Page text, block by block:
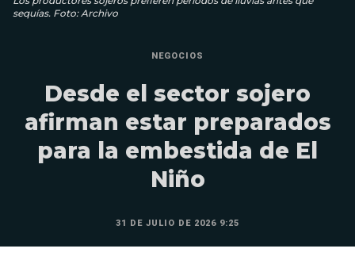
sequías. Foto: Archivo
NEGOCIOS
Desde el sector sojero
afirman estar preparados
para la embestida de El
Niño
31 DE JULIO DE 2026 9:25